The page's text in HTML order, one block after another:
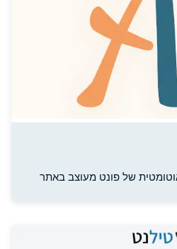
של פונט מעוצב באתר